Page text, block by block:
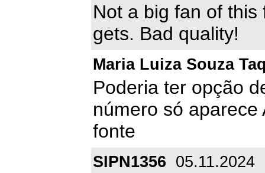
Not a big fan of
gets. Bad quality!
Maria Luiza Souza
Poderia ter opção
número só
fonte
SIPN1356 05.11.2024